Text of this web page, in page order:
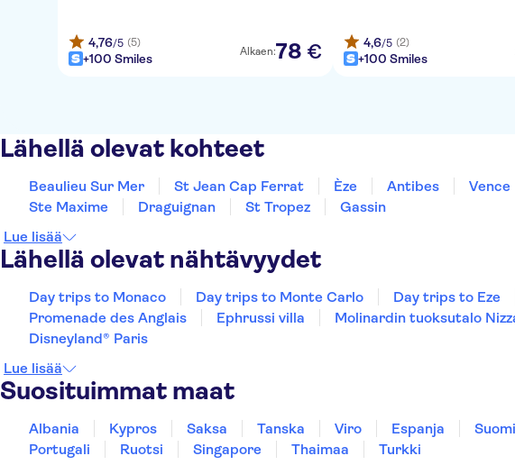
4,76/5 (5)
+100 Smiles Alkaen:78 € 4,6/5 (2)
+100 Smiles
Lähellä olevat kohteet
Beaulieu Sur Mer St Jean Cap Ferrat Èze Antibes Vence
Ste Maxime
Draguignan St Tropez
Gassin
Lue lisää
Lähellä olevat nähtävyydet
Day trips to Monaco Day trips to Monte Carlo Day trips to Eze
Promenade des Anglais
Ephrussi villa Molinardin tuoksutalo
Disneyland® Paris
Lue lisää
Suosituimmat maat
Albania Kypros Saksa Tanska Viro Espanja Suomi
Portugali
Ruotsi Singapore Thaimaa Turkki